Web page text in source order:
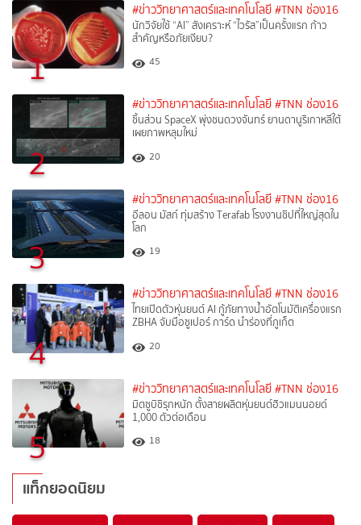
1
#ข่าววิทยาศาสตร์และเทคโนโลยี #TNN ช่อง16
นักวิจัยใช้ “AI” สังเคราะห์ “ไวรัส”เป็นครั้งแรก ก้าว
สำคัญหรือภัยเงียบ?
45
2
#ข่าววิทยาศาสตร์และเทคโนโลยี #TNN ช่อง16
ชิ้นส่วน SpaceX พุ่งชนดวงจันทร์ ยานดานูริเกาหลีใต้
เผยภาพหลุมใหม่
20
3
#ข่าววิทยาศาสตร์และเทคโนโลยี #TNN ช่อง16
อีลอน มัสก์ ทุ่มสร้าง Terafab โรงงานชิปที่ใหญ่สุดใน
โลก
19
4
#ข่าววิทยาศาสตร์และเทคโนโลยี #TNN ช่อง16
ไทยเปิดตัวหุ่นยนต์ AI กู้ภัยทางน้ำอัตโนมัติเครื่องแรก
ZBHA จับมือซูเปอร์ การ์ด นำร่องที่ภูเก็ต
20
5
#ข่าววิทยาศาสตร์และเทคโนโลยี #TNN ช่อง16
มิตซูบิชิรุกหนัก ตั้งสายผลิตหุ่นยนต์ฮิวแมนนอยด์
1,000 ตัวต่อเดือน
18
แท็กยอดนิยม